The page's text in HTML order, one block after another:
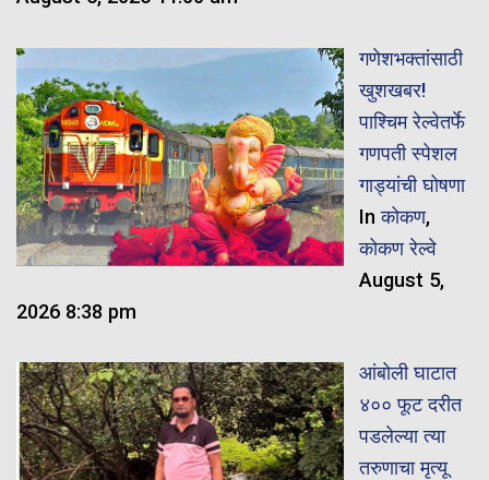
गणेशभक्तांसाठी
खुशखबर!
पाश्चिम रेल्वेतर्फे
गणपती स्पेशल
गाड्यांची घोषणा
Inकोकण,
कोकण रेल्वे
August 5,
2026 8:38 pm
आंबोली घाटात
४०० फूट दरीत
पडलेल्या त्या
तरुणाचा मृत्यू